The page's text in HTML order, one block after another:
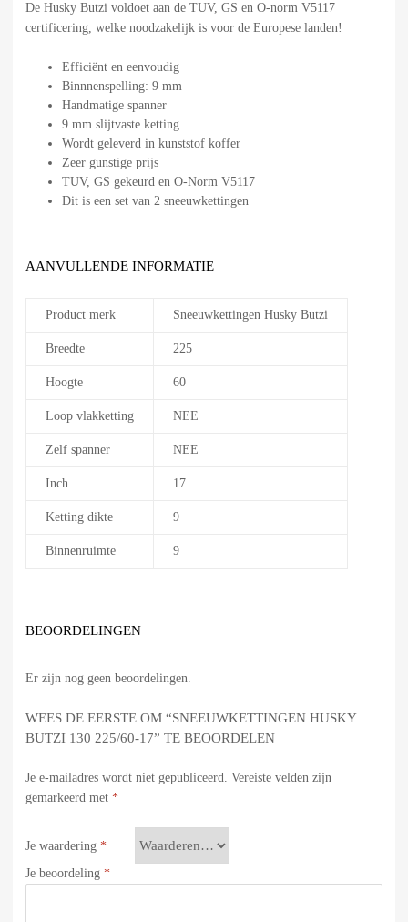
De Husky Butzi voldoet aan de TUV, GS en O-norm V5117
certificering, welke noodzakelijk is voor de Europese landen!
Efficiënt en eenvoudig
Binnnenspelling: 9 mm
Handmatige spanner
9 mm slijtvaste ketting
Wordt geleverd in kunststof koffer
Zeer gunstige prijs
TUV, GS gekeurd en O-Norm V5117
Dit is een set van 2 sneeuwkettingen
AANVULLENDE INFORMATIE
Product merk Sneeuwkettingen Husky Butzi
Breedte 225
Hoogte 60
Loop vlakketting NEE
Zelf spanner NEE
Inch 17
Ketting dikte 9
Binnenruimte 9
BEOORDELINGEN
Er zijn nog geen beoordelingen.
WEES DE EERSTE OM “SNEEUWKETTINGEN HUSKY
BUTZI 130 225/60-17” TE BEOORDELEN
Je e-mailadres wordt niet gepubliceerd. Vereiste velden zijn
gemarkeerd met *
Je waardering *
Je beoordeling *